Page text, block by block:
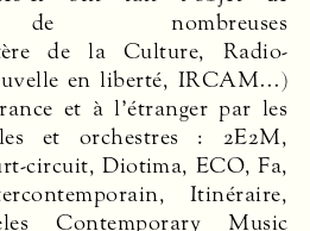
de nombreuses
de la Culture, Radio-
en liberté, IRCAM…)
et à l’étranger par les
et orchestres : 2E2M,
circuit, Diotima, ECO, Fa,
Itinéraire,
Contemporary Music